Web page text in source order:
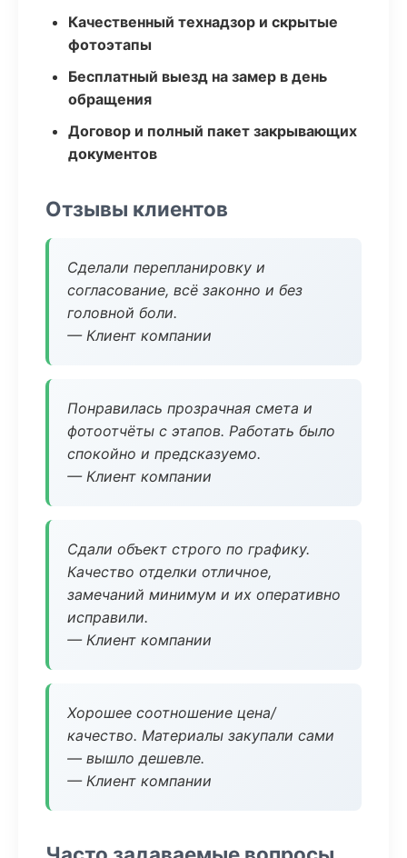
Качественный технадзор и скрытые
фотоэтапы
Бесплатный выезд на замер в день
обращения
Договор и полный пакет закрывающих
документов
Отзывы клиентов
Сделали перепланировку и
согласование, всё законно и без
головной боли.
— Клиент компании
Понравилась прозрачная смета и
фотоотчёты с этапов. Работать было
спокойно и предсказуемо.
— Клиент компании
Сдали объект строго по графику.
Качество отделки отличное,
замечаний минимум и их оперативно
исправили.
— Клиент компании
Хорошее соотношение цена/
качество. Материалы закупали сами
— вышло дешевле.
— Клиент компании